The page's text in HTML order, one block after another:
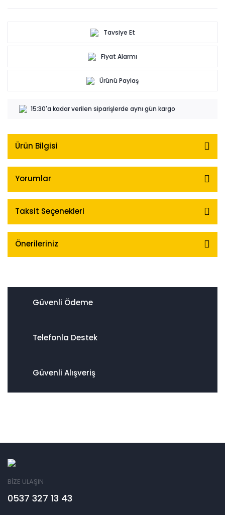
Tavsiye Et
Fiyat Alarmı
Ürünü Paylaş
15:30'a kadar verilen siparişlerde aynı gün kargo
Ürün Bilgisi
Yorumlar
Taksit Seçenekleri
Önerileriniz
Güvenli Ödeme
Telefonla Destek
Güvenli Alışveriş
BİZE ULAŞIN
0537 327 13 43